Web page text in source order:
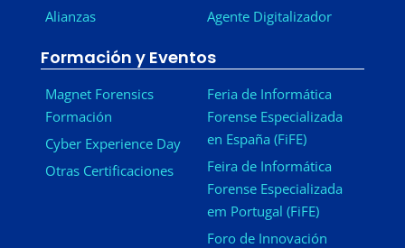
Alianzas
Agente Digitalizador
Formación y Eventos
Magnet Forensics
Formación
Cyber Experience Day
Otras Certificaciones
Feria de Informática
Forense Especializada
en España (FiFE)
Feira de Informática
Forense Especializada
em Portugal (FiFE)
Foro de Innovación